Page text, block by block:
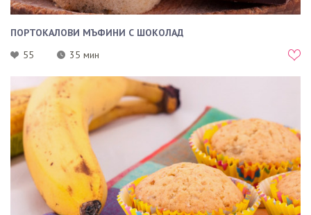
ПОРТОКАЛОВИ МЪФИНИ С ШОКОЛАД
55
35 мин